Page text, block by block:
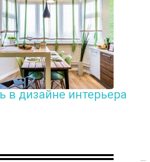
в дизайне интерьера